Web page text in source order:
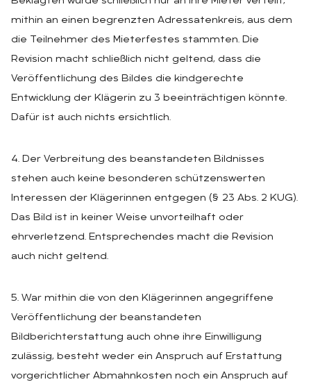
mithin an einen begrenzten Adressatenkreis, aus dem
die Teilnehmer des Mieterfestes stammten. Die
Revision macht schließlich nicht geltend, dass die
Veröffentlichung des Bildes die kindgerechte
Entwicklung der Klägerin zu 3 beeinträchtigen könnte.
Dafür ist auch nichts ersichtlich.
4. Der Verbreitung des beanstandeten Bildnisses
stehen auch keine besonderen schützenswerten
Interessen der Klägerinnen entgegen (§ 23 Abs. 2 KUG).
Das Bild ist in keiner Weise unvorteilhaft oder
ehrverletzend. Entsprechendes macht die Revision
auch nicht geltend.
5. War mithin die von den Klägerinnen angegriffene
Veröffentlichung der beanstandeten
Bildberichterstattung auch ohne ihre Einwilligung
zulässig, besteht weder ein Anspruch auf Erstattung
vorgerichtlicher Abmahnkosten noch ein Anspruch auf